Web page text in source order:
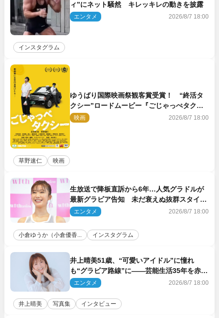
ィ”にネット騒然 キレッキレの動きを披露
エンタメ 2026/8/7 18:00
インスタグラム
ゆうばり国際映画祭観客賞受賞！ “終活タ
クシー”ロードムービー『ごじゃっぺタクシ
ー』10月公開＆予告解禁
映画 2026/8/7 18:00
草野速仁 映画
生放送で降板直訴から6年…人気グラドルが
最新グラビア告知 未だ衰えぬ抜群スタイル
に反響
エンタメ 2026/8/7 18:00
小倉ゆうか（小倉優香... インスタグラム
井上晴美51歳、“可愛いアイドル”に憧れ
も“グラビア路線”に――芸能生活35年を赤
裸々に語る 27年ぶりに写真集発売
エンタメ 2026/8/7 18:00
井上晴美 写真集 インタビュー